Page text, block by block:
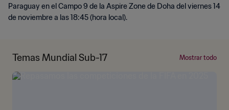
Paraguay en el Campo 9 de la Aspire Zone de Doha del viernes 14
de noviembre a las 18:45 (hora local).
Temas Mundial Sub-17 Mostrar todo